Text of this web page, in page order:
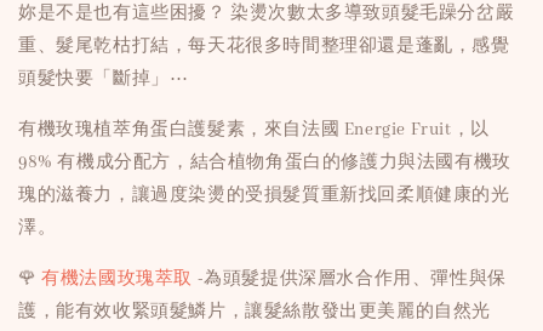
妳是不是也有這些困擾？ 染燙次數太多導致頭髮毛躁分岔嚴
重、髮尾乾枯打結，每天花很多時間整理卻還是蓬亂，感覺
頭髮快要「斷掉」⋯
有機玫瑰植萃角蛋白護髮素，來自法國 Energie Fruit，以
98% 有機成分配方，結合植物角蛋白的修護力與法國有機玫
瑰的滋養力，讓過度染燙的受損髮質重新找回柔順健康的光
澤。
🌹有機法國玫瑰萃取 -為頭髮提供深層水合作用、彈性與保
護，能有效收緊頭髮鱗片，讓髮絲散發出更美麗的自然光